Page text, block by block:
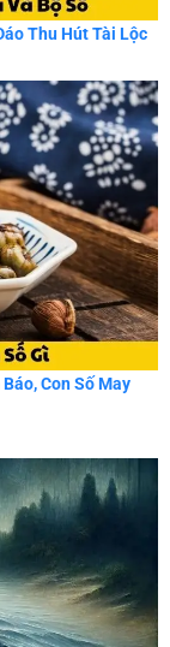
Thu Hút Tài Lộc
Con Số May